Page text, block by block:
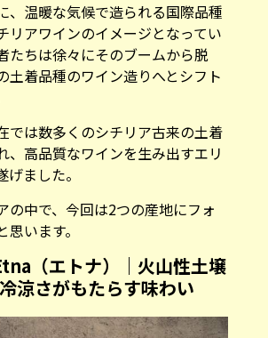
、温暖な気候で造られる国際品種
リアワインのイメージとなってい
たちは徐々にそのブームから脱
土着品種のワイン造りへとシフト
では数多くのシチリア古来の土着
、高品質なワインを生み出すエリ
ました。
の中で、今回は2つの産地にフォ
います。
（エトナ）｜火山性土壌
涼さがもたらす味わい